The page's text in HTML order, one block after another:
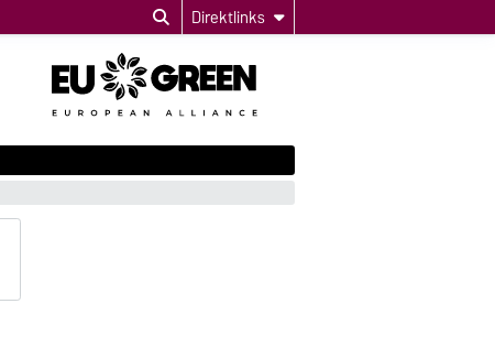
Direktlinks